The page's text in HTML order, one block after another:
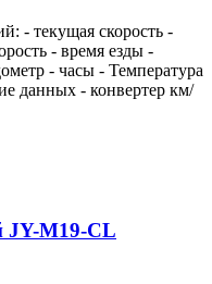
- текущая скорость -
- время езды -
- часы - Температура
данных - конвертер км/
JY-M19-CL